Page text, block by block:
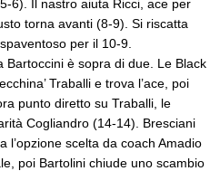
6). Il nastro aiuta Ricci, ace per
torna avanti (8-9). Si riscatta
per il 10-9.
Bartoccini è sopra di due. Le Black
Traballi e trova l’ace, poi
punto diretto su Traballi, le
Cogliandro (14-14). Bresciani
l’opzione scelta da coach Amadio
poi Bartolini chiude uno scambio